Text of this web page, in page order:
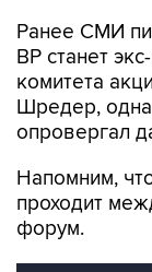
Ранее СМИ
ВР станет
комитета
Шредер,
опровергал
Напомним,
проходит
форум.